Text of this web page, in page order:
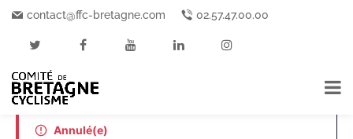
contact@ffc-bretagne.com 02.57.47.00.00
« Tous les Événements
Cet événement est passé.
Annulé(e)